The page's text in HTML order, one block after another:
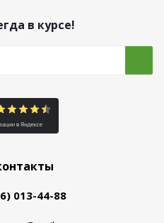
в курсе!
013-44-88